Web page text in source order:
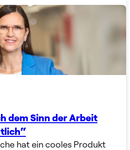
dem Sinn der Arbeit
hat ein cooles Produkt